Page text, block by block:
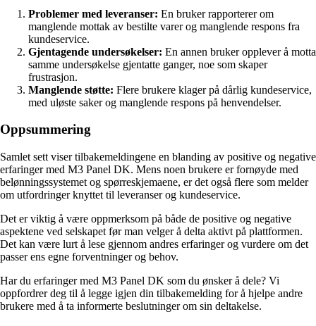
Problemer med leveranser: En bruker rapporterer om
manglende mottak av bestilte varer og manglende respons fra
kundeservice.
Gjentagende undersøkelser: En annen bruker opplever å motta
samme undersøkelse gjentatte ganger, noe som skaper
frustrasjon.
Manglende støtte: Flere brukere klager på dårlig kundeservice,
med uløste saker og manglende respons på henvendelser.
Oppsummering
Samlet sett viser tilbakemeldingene en blanding av positive og negative
erfaringer med M3 Panel DK. Mens noen brukere er fornøyde med
belønningssystemet og spørreskjemaene, er det også flere som melder
om utfordringer knyttet til leveranser og kundeservice.
Det er viktig å være oppmerksom på både de positive og negative
aspektene ved selskapet før man velger å delta aktivt på plattformen.
Det kan være lurt å lese gjennom andres erfaringer og vurdere om det
passer ens egne forventninger og behov.
Har du erfaringer med M3 Panel DK som du ønsker å dele? Vi
oppfordrer deg til å legge igjen din tilbakemelding for å hjelpe andre
brukere med å ta informerte beslutninger om sin deltakelse.